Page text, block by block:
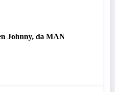
Johnny, da MAN